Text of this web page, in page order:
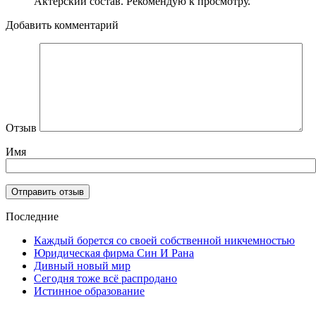
Добавить комментарий
Отзыв
Имя
Последние
Каждый борется со своей собственной никчемностью
Юридическая фирма Син И Рана
Дивный новый мир
Сегодня тоже всё распродано
Истинное образование